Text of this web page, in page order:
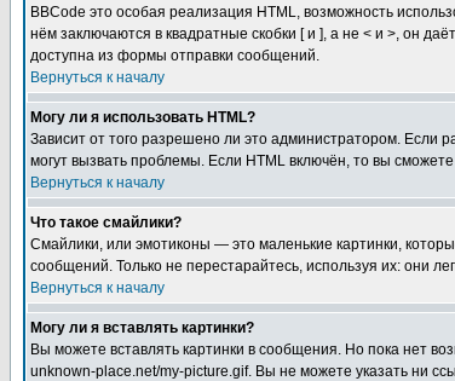
BBCode это особая реализация HTML, возможность
нём заключаются в квадратные скобки [ и ], а не < и >, он
доступна из формы отправки сообщений.
Вернуться к началу
Могу ли я использовать HTML?
Зависит от того разрешено ли это администратором. Если
могут вызвать проблемы. Если HTML включён, то вы
Вернуться к началу
Что такое смайлики?
Смайлики, или эмотиконы — это маленькие картинки,
сообщений. Только не перестарайтесь, используя их: они
Вернуться к началу
Могу ли я вставлять картинки?
Вы можете вставлять картинки в сообщения. Но пока нет
unknown-place.net/my-picture.gif. Вы не можете указать ни